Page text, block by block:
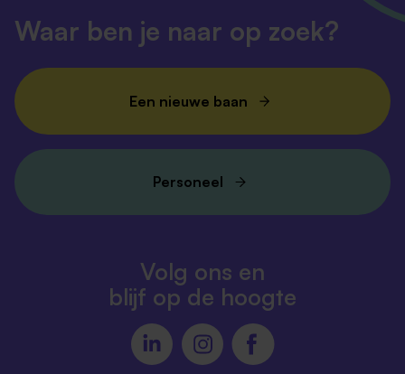
Waar ben je naar op zoek?
Een nieuwe baan
Personeel
Volg ons en
blijf op de hoogte